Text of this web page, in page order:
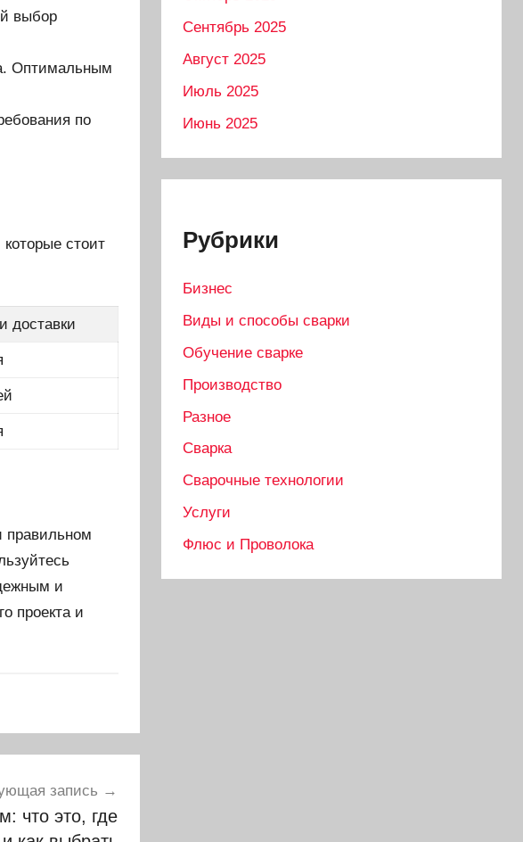
выбор
Оптимальным
по
стоит
доставки
правильном
и
проекта и
запись
что это, где
Сентябрь 2025
Август 2025
Июль 2025
Июнь 2025
Рубрики
Бизнес
Виды и способы сварки
Обучение сварке
Производство
Разное
Сварка
Сварочные технологии
Услуги
Флюс и Проволока